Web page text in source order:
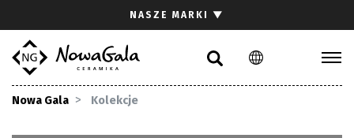
PL EN
NASZE MARKI ▼
Nowa Gala Kolekcje